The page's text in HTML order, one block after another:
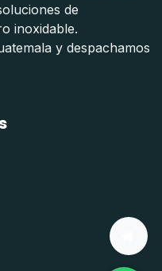
de
inoxidable.
y despachamos